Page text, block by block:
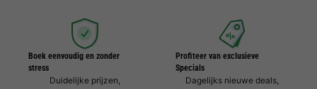
Boek eenvoudig en zonder
stress
Duidelijke prijzen,
Profiteer van exclusieve
Specials
Dagelijks nieuwe deals,